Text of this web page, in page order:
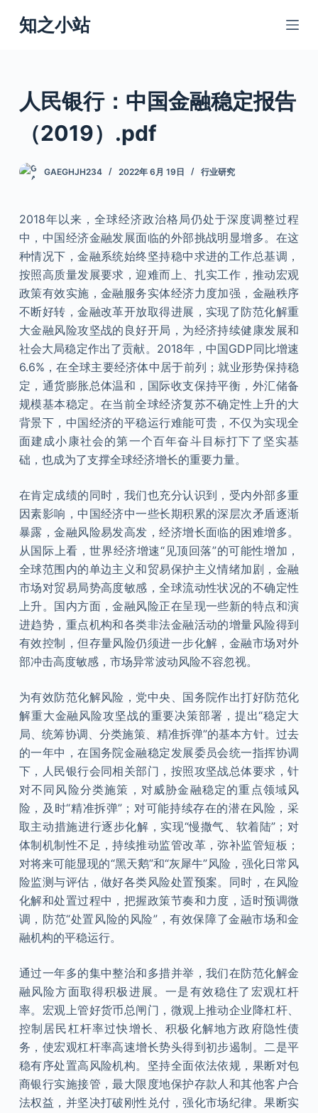
跳
过
知之小站
人民银行：中国金融稳定报告
（2019）.pdf
GAEGHJH234 2022年 6月 19日 行业研究
2018年以来，全球经济政治格局仍处于深度调整过程
中，中国经济金融发展面临的外部挑战明显增多。在这
种情况下，金融系统始终坚持稳中求进的工作总基调，
按照高质量发展要求，迎难而上、扎实工作，推动宏观
政策有效实施，金融服务实体经济力度加强，金融秩序
不断好转，金融改革开放取得进展，实现了防范化解重
大金融风险攻坚战的良好开局，为经济持续健康发展和
社会大局稳定作出了贡献。2018年，中国GDP同比增速
6.6%，在全球主要经济体中居于前列；就业形势保持稳
定，通货膨胀总体温和，国际收支保持平衡，外汇储备
规模基本稳定。在当前全球经济复苏不确定性上升的大
背景下，中国经济的平稳运行难能可贵，不仅为实现全
面建成小康社会的第一个百年奋斗目标打下了坚实基
础，也成为了支撑全球经济增长的重要力量。
在肯定成绩的同时，我们也充分认识到，受内外部多重
因素影响，中国经济中一些长期积累的深层次矛盾逐渐
暴露，金融风险易发高发，经济增长面临的困难增多。
从国际上看，世界经济增速“见顶回落”的可能性增加，
全球范围内的单边主义和贸易保护主义情绪加剧，金融
市场对贸易局势高度敏感，全球流动性状况的不确定性
上升。国内方面，金融风险正在呈现一些新的特点和演
进趋势，重点机构和各类非法金融活动的增量风险得到
有效控制，但存量风险仍须进一步化解，金融市场对外
部冲击高度敏感，市场异常波动风险不容忽视。
为有效防范化解风险，党中央、国务院作出打好防范化
解重大金融风险攻坚战的重要决策部署，提出“稳定大
局、统筹协调、分类施策、精准拆弹”的基本方针。过去
的一年中，在国务院金融稳定发展委员会统一指挥协调
下，人民银行会同相关部门，按照攻坚战总体要求，针
对不同风险分类施策，对威胁金融稳定的重点领域风
险，及时“精准拆弹”；对可能持续存在的潜在风险，采
取主动措施进行逐步化解，实现“慢撒气、软着陆”；对
体制机制性不足，持续推动监管改革，弥补监管短板；
对将来可能显现的“黑天鹅”和“灰犀牛”风险，强化日常风
险监测与评估，做好各类风险处置预案。同时，在风险
化解和处置过程中，把握政策节奏和力度，适时预调微
调，防范“处置风险的风险”，有效保障了金融市场和金
融机构的平稳运行。
通过一年多的集中整治和多措并举，我们在防范化解金
融风险方面取得积极进展。一是有效稳住了宏观杠杆
率。宏观上管好货币总闸门，微观上推动企业降杠杆、
控制居民杠杆率过快增长、积极化解地方政府隐性债
务，使宏观杠杆率高速增长势头得到初步遏制。二是平
稳有序处置高风险机构。坚持全面依法依规，果断对包
商银行实施接管，最大限度地保护存款人和其他客户合
法权益，并坚决打破刚性兑付，强化市场纪律。果断实